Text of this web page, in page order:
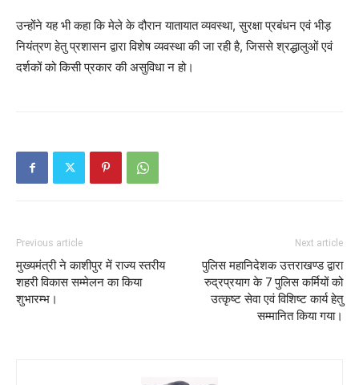
उन्होंने यह भी कहा कि मेले के दौरान यातायात व्यवस्था, सुरक्षा प्रबंधन एवं भीड़
नियंत्रण हेतु प्रशासन द्वारा विशेष व्यवस्था की जा रही है, जिससे श्रद्धालुओं एवं
दर्शकों को किसी प्रकार की असुविधा न हो।
Previous article
मुख्यमंत्री ने काशीपुर में राज्य स्तरीय
शहरी विकास सम्मेलन का किया
शुभारम्भ।
Next article
पुलिस महानिदेशक उत्तराखण्ड द्वारा
रुद्रप्रयाग के 7 पुलिस कर्मियों को
उत्कृष्ट सेवा एवं विशिष्ट कार्य हेतु
सम्मानित किया गया।